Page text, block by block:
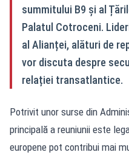
summitului B9 și al
Palatul Cotroceni.
al Alianței, alături de
vor discuta despre
relației transatlantice.
Potrivit unor surse din
principală a reuniunii este
europene pot contribui mai